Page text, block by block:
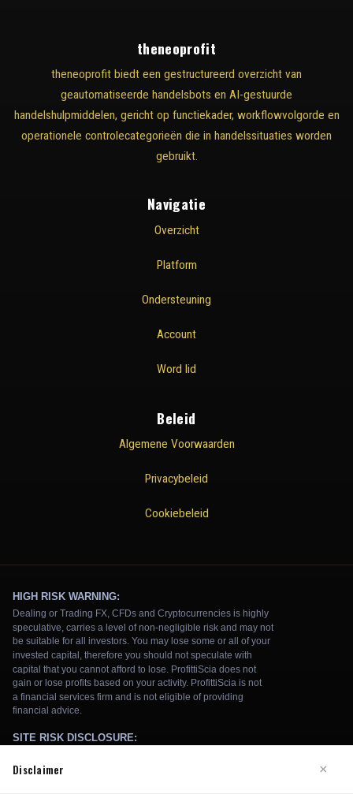
theneoprofit
theneoprofit biedt een gestructureerd overzicht van
geautomatiseerde handelsbots en AI-gestuurde
handelshulpmiddelen, gericht op functiekader, workflowvolgorde en
operationele controlecategorieën die in handelssituaties worden
gebruikt.
Navigatie
Overzicht
Platform
Ondersteuning
Account
Word lid
Beleid
Algemene Voorwaarden
Privacybeleid
Cookiebeleid
Disclaimer ×